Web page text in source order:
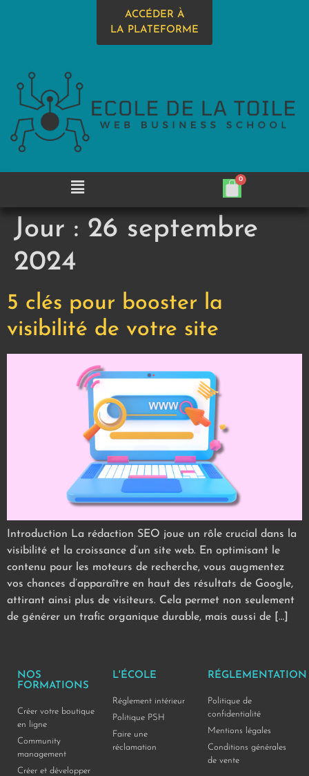
ACCÉDER À
LA PLATEFORME
Jour : 26 septembre
2024
5 clés pour booster la
visibilité de votre site
Introduction La rédaction SEO joue un rôle crucial dans la
visibilité et la croissance d’un site web. En optimisant le
contenu pour les moteurs de recherche, vous augmentez
vos chances d’apparaître en haut des résultats de Google,
attirant ainsi plus de visiteurs. Cela permet non seulement
de générer un trafic organique durable, mais aussi de […]
NOS
FORMATIONS
Créer votre boutique
en ligne
Community
management
Créer et développer
L'ÉCOLE
Réglement intérieur
Politique PSH
Faire une
réclamation
RÉGLEMENTATION
Politique de
confidentialité
Mentions légales
Conditions générales
de vente